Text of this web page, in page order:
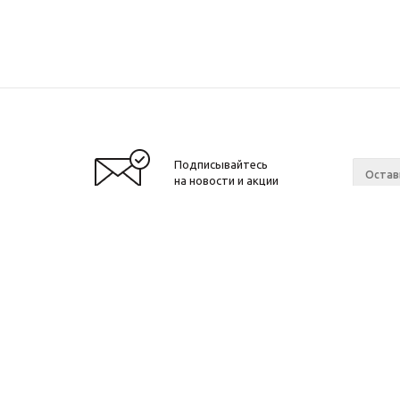
Подписывайтесь
на новости и акции